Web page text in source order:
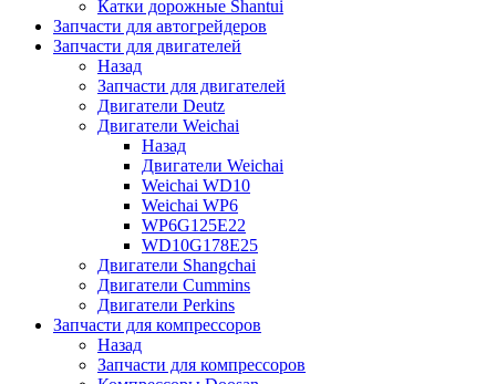
Катки дорожные Shantui
Запчасти для автогрейдеров
Запчасти для двигателей
Назад
Запчасти для двигателей
Двигатели Deutz
Двигатели Weichai
Назад
Двигатели Weichai
Weichai WD10
Weichai WP6
WP6G125E22
WD10G178E25
Двигатели Shangchai
Двигатели Cummins
Двигатели Perkins
Запчасти для компрессоров
Назад
Запчасти для компрессоров